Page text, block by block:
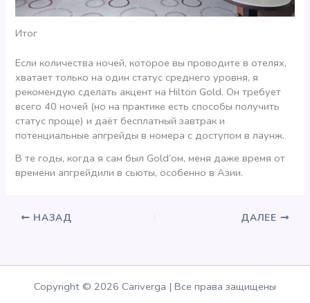
Итог
Если количества ночей, которое вы проводите в отелях,
хватает только на один статус среднего уровня, я
рекомендую сделать акцент на Hilton Gold. Он требует
всего 40 ночей (но на практике есть способы получить
статус проще) и даёт бесплатный завтрак и
потенциальные апгрейды в номера с доступом в лаунж.
В те годы, когда я сам был Gold’ом, меня даже время от
времени апгрейдили в сьюты, особенно в Азии.
НАЗАД ДАЛЕЕ
Copyright © 2026 Cariverga | Все права защищены